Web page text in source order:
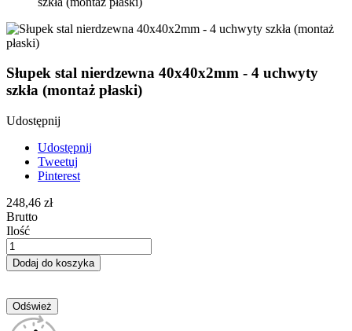
Słupek stal nierdzewna 40x40x2mm - 4 uchwyty
szkła (montaż płaski)
Udostępnij
Udostępnij
Tweetuj
Pinterest
248,46 zł
Brutto
Ilość
Dodaj do koszyka